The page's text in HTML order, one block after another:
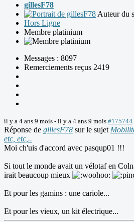
gillesF78
Auteur du
Hors Ligne
Membre platinium
Messages : 8097
Remerciements reçus 2419
il y a 4 ans 9 mois - il y a 4 ans 9 mois #175744
Réponse de gillesF78 sur le sujet
etc, etc,..
Moi ch'uis d'accord avec pasqup01 !!!
Si tout le monde avait un vélotaf en
irait beaucoup mieux
Et pour les gamins : une cariole...
Et pour les vieux, un kit électrique...